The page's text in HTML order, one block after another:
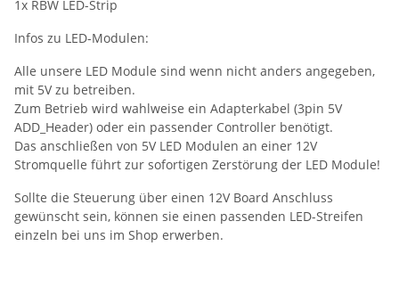
1x RBW LED-Strip
Infos zu LED-Modulen:
Alle unsere LED Module sind wenn nicht anders angegeben,
mit 5V zu betreiben.
Zum Betrieb wird wahlweise ein Adapterkabel (3pin 5V
ADD_Header) oder ein passender Controller benötigt.
Das anschließen von 5V LED Modulen an einer 12V
Stromquelle führt zur sofortigen Zerstörung der LED Module!
Sollte die Steuerung über einen 12V Board Anschluss
gewünscht sein, können sie einen passenden LED-Streifen
einzeln bei uns im Shop erwerben.